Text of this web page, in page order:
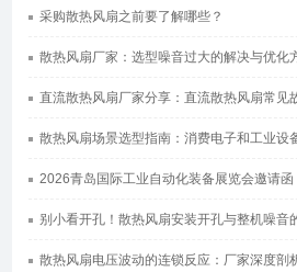
采购散热风扇之前要了解哪些？
散热风扇厂家：选型噪音过大的解决与优化
2026青岛国际工业自动化装备展览会邀请函
别小看开孔！散热风扇安装开孔与整机噪音
散热风扇电压波动的连锁反应：厂家深度剖